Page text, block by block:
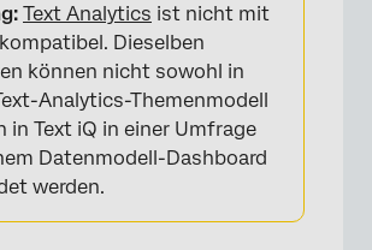
Text Analytics ist nicht mit
kompatibel. Dieselben
können nicht sowohl in
Analytics-Themenmodell
in Text iQ in einer Umfrage
Datenmodell-Dashboard
werden.